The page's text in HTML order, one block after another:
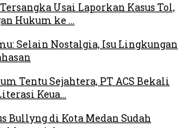
Usai Laporkan Kasus Tol,
Hukum ke …
Selain Nostalgia, Isu Lingkungan
Tentu Sejahtera, PT ACS Bekali
Keua…
Bullyng di Kota Medan Sudah